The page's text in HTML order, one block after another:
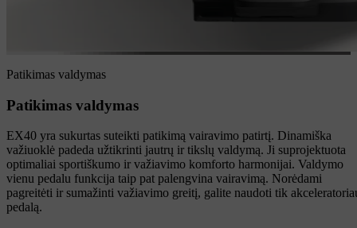
Patikimas valdymas
Patikimas valdymas
EX40 yra sukurtas suteikti patikimą vairavimo patirtį. Dinamiška
važiuoklė padeda užtikrinti jautrų ir tikslų valdymą. Ji suprojektuota
optimaliai sportiškumo ir važiavimo komforto harmonijai. Valdymo
vienu pedalu funkcija taip pat palengvina vairavimą. Norėdami
pagreitėti ir sumažinti važiavimo greitį, galite naudoti tik
pedalą.